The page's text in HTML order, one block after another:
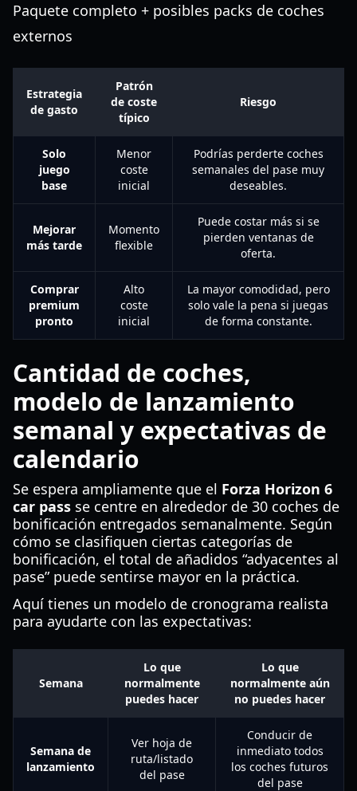
Paquete completo + posibles packs de coches
externos
Estrategia
de gasto
Patrón
de coste
típico
Riesgo
Solo
juego
base
Menor
coste
inicial
Podrías perderte coches
semanales del pase muy
deseables.
Mejorar
más tarde
Momento
flexible
Puede costar más si se
pierden ventanas de
oferta.
Comprar
premium
pronto
Alto
coste
inicial
La mayor comodidad, pero
solo vale la pena si juegas
de forma constante.
Cantidad de coches,
modelo de lanzamiento
semanal y expectativas de
calendario
Se espera ampliamente que el Forza Horizon 6
car pass se centre en alrededor de 30 coches de
bonificación entregados semanalmente. Según
cómo se clasifiquen ciertas categorías de
bonificación, el total de añadidos “adyacentes al
pase” puede sentirse mayor en la práctica.
Aquí tienes un modelo de cronograma realista
para ayudarte con las expectativas:
Semana
Lo que
normalmente
puedes hacer
Lo que
normalmente aún
no puedes hacer
Semana de
lanzamiento
Ver hoja de
ruta/listado
del pase
Conducir de
inmediato todos
los coches futuros
del pase